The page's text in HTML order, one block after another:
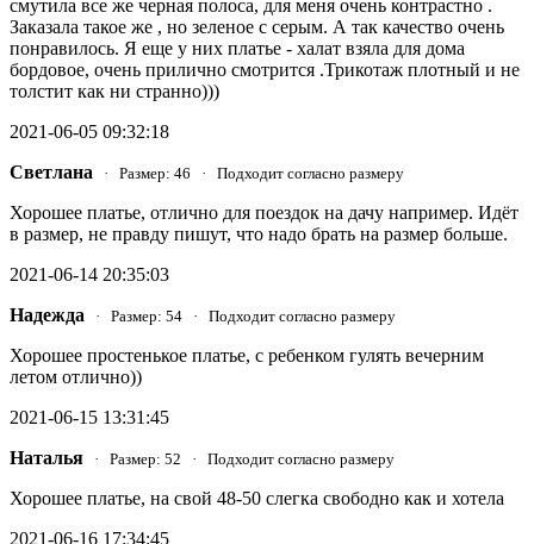
смутила все же черная полоса, для меня очень контрастно .
Заказала такое же , но зеленое с серым. А так качество очень
понравилось. Я еще у них платье - халат взяла для дома
бордовое, очень прилично смотрится .Трикотаж плотный и не
толстит как ни странно)))
2021-06-05 09:32:18
Светлана · Размер: 46 · Подходит согласно размеру
Хорошее платье, отлично для поездок на дачу например. Идёт
в размер, не правду пишут, что надо брать на размер больше.
2021-06-14 20:35:03
Надежда · Размер: 54 · Подходит согласно размеру
Хорошее простенькое платье, с ребенком гулять вечерним
летом отлично))
2021-06-15 13:31:45
Наталья · Размер: 52 · Подходит согласно размеру
Хорошее платье, на свой 48-50 слегка свободно как и хотела
2021-06-16 17:34:45